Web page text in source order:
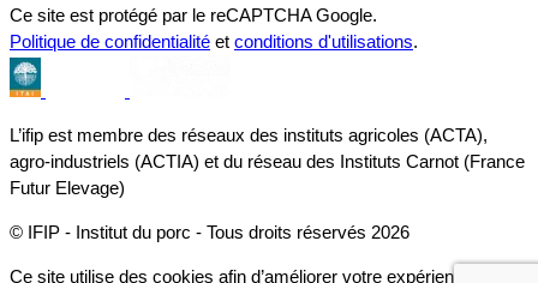
Ce site est protégé par le reCAPTCHA Google.
Politique de confidentialité et conditions d'utilisations.
L’ifip est membre des réseaux des instituts agricoles (ACTA),
agro-industriels (ACTIA) et du réseau des Instituts Carnot (France
Futur Elevage)
© IFIP - Institut du porc - Tous droits réservés 2026
Ce site utilise des cookies afin d’améliorer votre expérience